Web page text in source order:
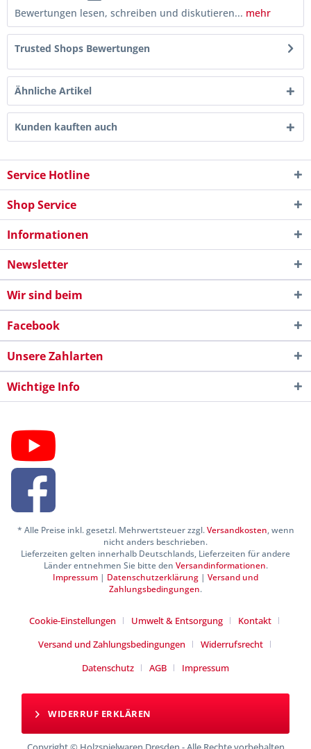
Bewertungen lesen, schreiben und diskutieren... mehr
Trusted Shops Bewertungen
Ähnliche Artikel
Kunden kauften auch
Service Hotline
Shop Service
Informationen
Newsletter
Wir sind beim
Facebook
Unsere Zahlarten
Wichtige Info
* Alle Preise inkl. gesetzl. Mehrwertsteuer zzgl.Versandkosten, wenn
nicht anders beschrieben.
Lieferzeiten gelten innerhalb Deutschlands, Lieferzeiten für andere
Länder entnehmen Sie bitte den Versandinformationen.
Impressum | Datenschutzerklärung | Versand und
Zahlungsbedingungen.
Cookie-Einstellungen Umwelt & Entsorgung
Kontakt
Versand und Zahlungsbedingungen
Widerrufsrecht
Datenschutz
AGB Impressum
WIDERRUF ERKLÄREN